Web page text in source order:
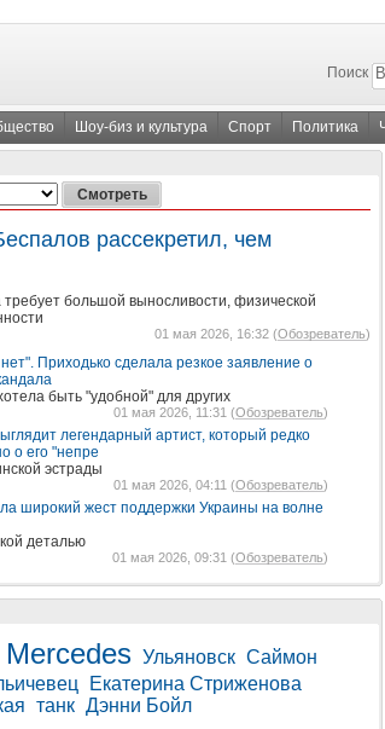
Поиск
Шоу-биз и культура Спорт Политика
рассекретил, чем
большой выносливости, физической
01 мая 2026, 16:32 (Обозреватель)
Приходько сделала резкое заявление о
быть "удобной" для других
01 мая 2026, 11:31 (Обозреватель)
легендарный артист, который редко
о его "непре
эстрады
01 мая 2026, 04:11 (Обозреватель)
широкий жест поддержки Украины на волне
деталью
01 мая 2026, 09:31 (Обозреватель)
Mercedes Ульяновск Саймон
Екатерина Стриженова
танк Дэнни Бойл